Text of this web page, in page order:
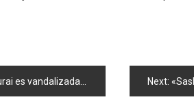
con pintura blanca Next: